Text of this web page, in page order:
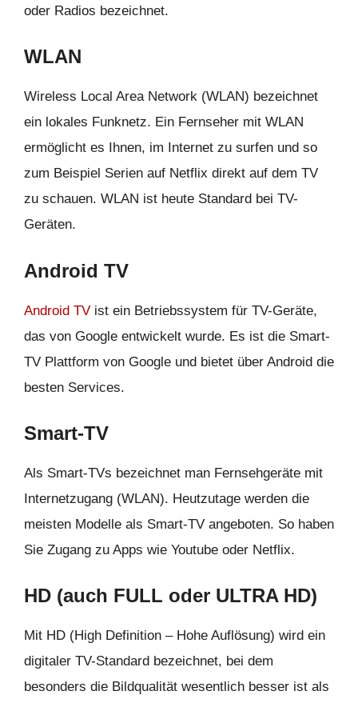
oder Radios bezeichnet.
WLAN
Wireless Local Area Network (WLAN) bezeichnet
ein lokales Funknetz. Ein Fernseher mit WLAN
ermöglicht es Ihnen, im Internet zu surfen und so
zum Beispiel Serien auf Netflix direkt auf dem TV
zu schauen. WLAN ist heute Standard bei TV-
Geräten.
Android TV
Android TV ist ein Betriebssystem für TV-Geräte,
das von Google entwickelt wurde. Es ist die Smart-
TV Plattform von Google und bietet über Android die
besten Services.
Smart-TV
Als Smart-TVs bezeichnet man Fernsehgeräte mit
Internetzugang (WLAN). Heutzutage werden die
meisten Modelle als Smart-TV angeboten. So haben
Sie Zugang zu Apps wie Youtube oder Netflix.
HD (auch FULL oder ULTRA HD)
Mit HD (High Definition – Hohe Auflösung) wird ein
digitaler TV-Standard bezeichnet, bei dem
besonders die Bildqualität wesentlich besser ist als